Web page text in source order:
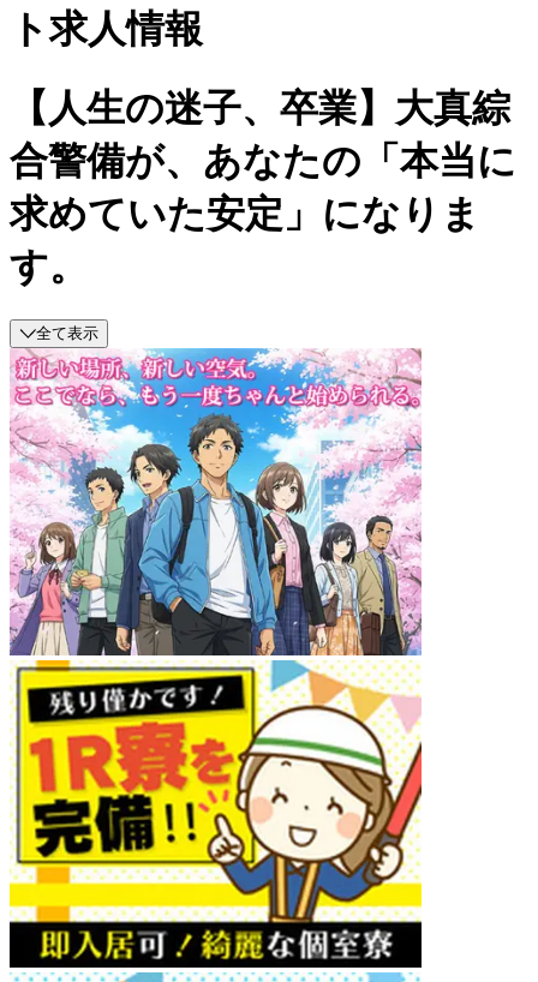
ト求人情報
【人生の迷子、卒業】大真綜
合警備が、あなたの「本当に
求めていた安定」になりま
す。
全て表示